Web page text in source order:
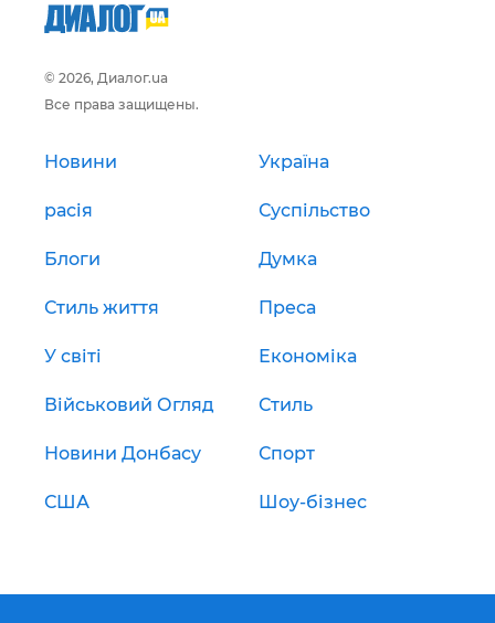
© 2026, Диалог.ua
Все права защищены.
Новини Україна
расія Суспільство
Блоги Думка
Стиль життя Преса
У світі Економіка
Військовий Огляд Стиль
Новини Донбасу Спорт
США Шоу-бізнес